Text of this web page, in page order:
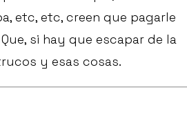
etc, etc, creen que pagarle
si hay que escapar de la
y esas cosas.